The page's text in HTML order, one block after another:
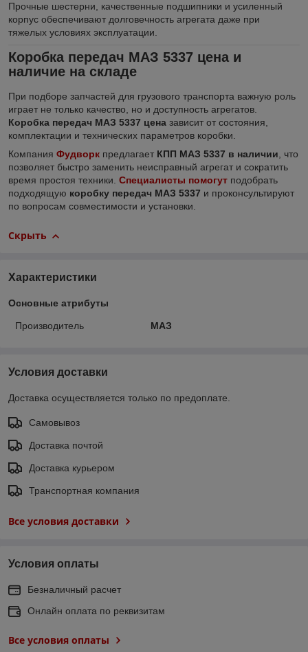
Прочные шестерни, качественные подшипники и усиленный
корпус обеспечивают долговечность агрегата даже при
тяжелых условиях эксплуатации.
Коробка передач МАЗ 5337 цена и
наличие на складе
При подборе запчастей для грузового транспорта важную роль
играет не только качество, но и доступность агрегатов.
Коробка передач МАЗ 5337 цена зависит от состояния,
комплектации и технических параметров коробки.
Компания Фудворк предлагает КПП МАЗ 5337 в наличии , что
позволяет быстро заменить неисправный агрегат и сократить
время простоя техники. Специалисты помогут подобрать
подходящую коробку передач МАЗ 5337 и проконсультируют
по вопросам совместимости и установки.
Скрыть
Характеристики
Основные атрибуты
Производитель МАЗ
Условия доставки
Доставка осуществляется только по предоплате.
Самовывоз
Доставка почтой
Доставка курьером
Транспортная компания
Все условия доставки
Условия оплаты
Безналичный расчет
Онлайн оплата по реквизитам
Все условия оплаты